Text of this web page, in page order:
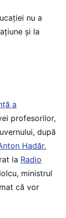
nu a
și la
a
profesorilor,
după
Hadăr,
la Radio
ministrul
că vor